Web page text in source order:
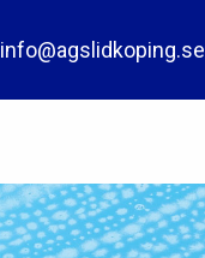
info@agslidkoping.se